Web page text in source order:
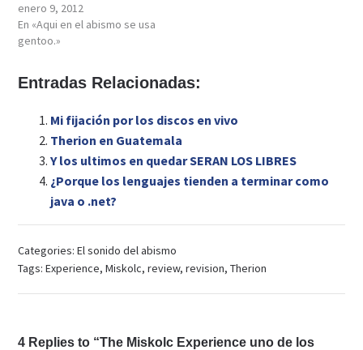
enero 9, 2012
En «Aqui en el abismo se usa
gentoo.»
Entradas Relacionadas:
Mi fijación por los discos en vivo
Therion en Guatemala
Y los ultimos en quedar SERAN LOS LIBRES
¿Porque los lenguajes tienden a terminar como
java o .net?
Categories:El sonido del abismo
Tags:Experience,Miskolc,review,revision,Therion
4 Replies to “The Miskolc Experience uno de los